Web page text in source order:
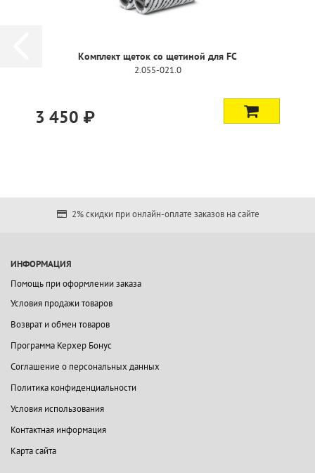
Комплект щеток со щетиной для FC
2.055-021.0
3 450 ₽
2% скидки при онлайн-оплате заказов на сайте
ИНФОРМАЦИЯ
Помощь при оформлении заказа
Условия продажи товаров
Возврат и обмен товаров
Программа Керхер Бонус
Соглашение о персональных данных
Политика конфиденциальности
Условия использования
Контактная информация
Карта сайта